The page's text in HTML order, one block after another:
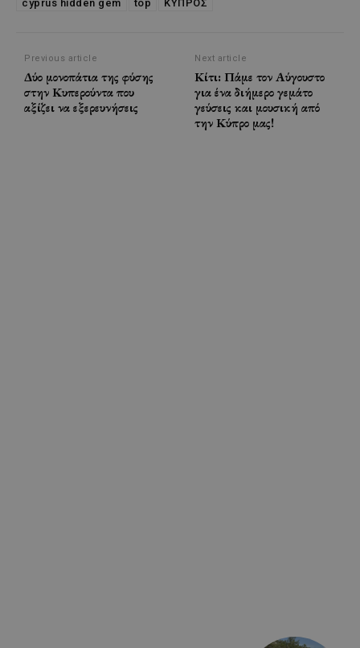
cyprus hidden gem top ΚΥΠΡΟΣ
Previous article
Δύο μονοπάτια της φύσης
στην Κυπερούντα που
αξίζει να εξερευνήσεις
Next article
Κίτι: Πάμε τον Αύγουστο
για ένα διήμερο γεμάτο
γεύσεις και μουσική από
την Κύπρο μας!